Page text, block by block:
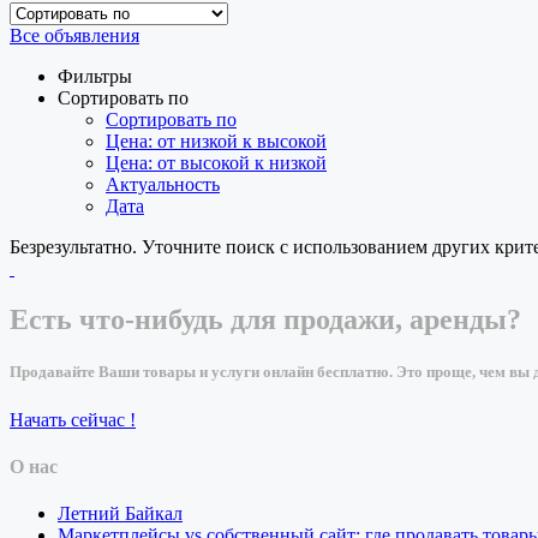
Все объявления
Фильтры
Сортировать по
Сортировать по
Цена: от низкой к высокой
Цена: от высокой к низкой
Актуальность
Дата
Безрезультатно. Уточните поиск с использованием других
Есть что-нибудь для продажи, аренды?
Продавайте Ваши товары и услуги онлайн бесплатно. Это проще, чем вы
Начать сейчас !
О нас
Летний Байкал